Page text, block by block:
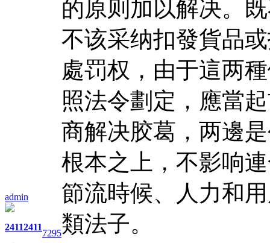
admin
24112411
7295
的原则加以解决。
不该采纳扣發貨品
處罚权，由于這两
照法令劃定，應當
商解决胶葛，两邊
根本之上，不影响
節流時候、人力和
類法子。